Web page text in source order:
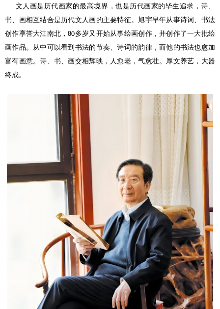
文人画是历代画家的最高境界，也是历代画家的毕生追求，诗、
书、画相互结合是历代文人画的主要特征。旭宇早年从事诗词、书法
创作享誉大江南北，80多岁又开始从事绘画创作，并创作了一大批绘
画作品。从中可以看到书法的节奏、诗词的韵律，而他的书法也愈加
富有画意。诗、书、画交相辉映，人愈老，气愈壮。厚文养艺，大器
终成。